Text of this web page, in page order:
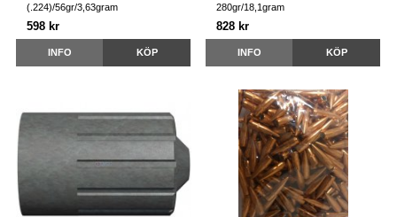
(.224)/56gr/3,63gram
598 kr
INFO KÖP
280gr/18,1gram
828 kr
INFO KÖP